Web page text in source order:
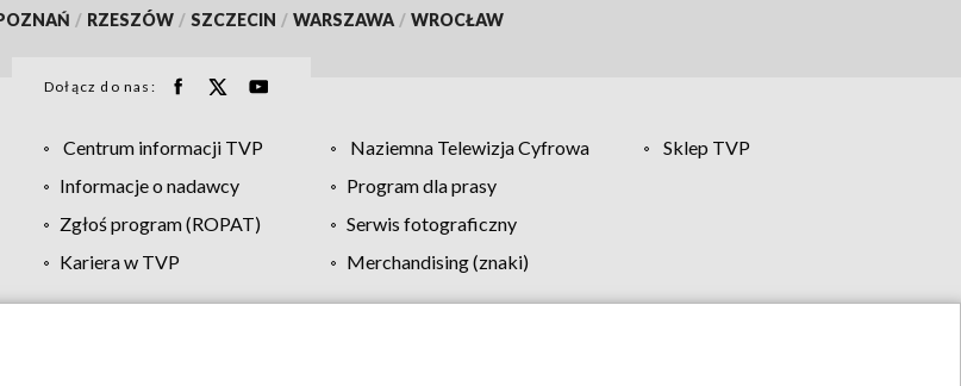
/ RZESZÓW / SZCZECIN / WARSZAWA / WROCŁAW
Dołącz do nas:
Centrum informacji TVP Naziemna Telewizja Cyfrowa
Sklep TVP
Informacje o nadawcy
Program dla prasy
Zgłoś program (ROPAT)
Serwis fotograficzny
Kariera w TVP
Merchandising (znaki)